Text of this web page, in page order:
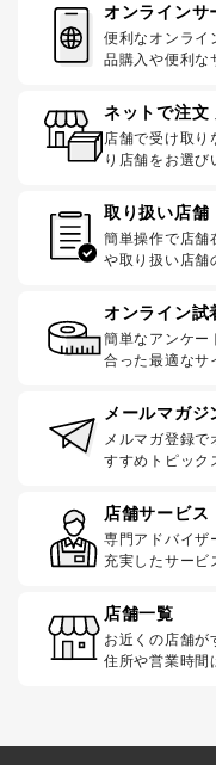
オンラインサ
便利なオンライ
品購入や便利な
ネットで注文
店舗で受け取り
り店舗をお選び
取り扱い店舗
簡単操作で店舗
や取り扱い店舗
オンライン試
簡単なアンケー
合った最適なサ
メールマガジ
メルマガ登録
すすめトピック
店舗サービス
専門アドバイザ
充実したサービ
店舗一覧
お近くの店舗が
住所や営業時間